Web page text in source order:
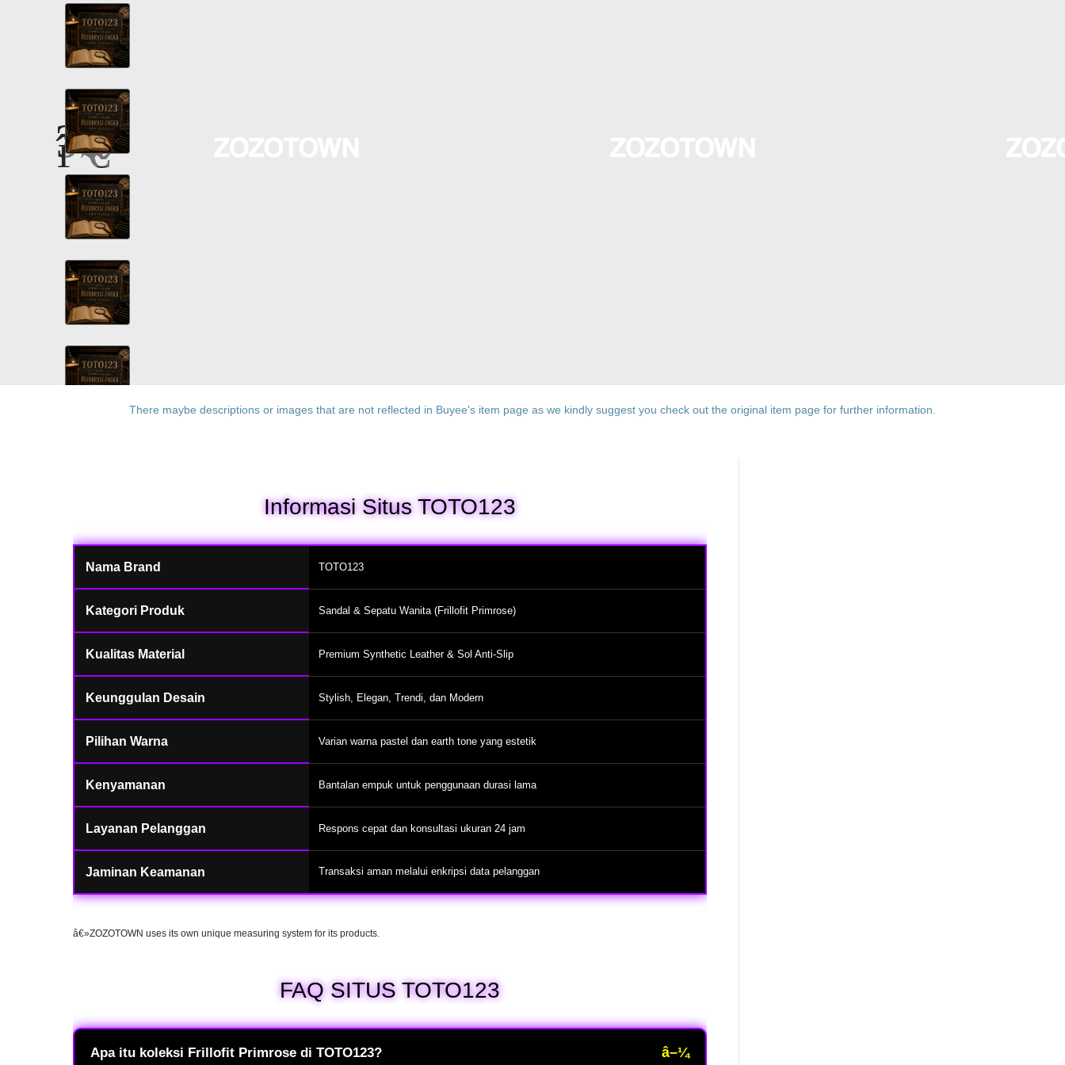
There maybe descriptions or images that are not reflected in Buyee's item page as we kindly suggest you check out the original item page for further information.
Informasi Situs TOTO123
Nama Brand TOTO123
Kategori Produk Sandal & Sepatu Wanita (Frillofit Primrose)
Kualitas Material Premium Synthetic Leather & Sol Anti-Slip
Keunggulan Desain Stylish, Elegan, Trendi, dan Modern
Pilihan Warna Varian warna pastel dan earth tone yang estetik
Kenyamanan Bantalan empuk untuk penggunaan durasi lama
Layanan Pelanggan Respons cepat dan konsultasi ukuran 24 jam
Jaminan Keamanan Transaksi aman melalui enkripsi data pelanggan
â€»ZOZOTOWN uses its own unique measuring system for its products.
FAQ SITUS TOTO123
Apa itu koleksi Frillofit Primrose di TOTO123? â–¼